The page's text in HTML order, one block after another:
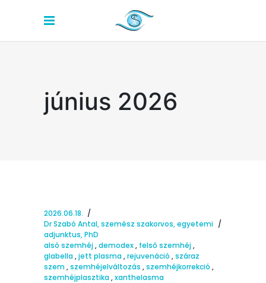
június 2026
2026.06.18.
Dr Szabó Antal, szemész szakorvos, egyetemi
adjunktus, PhD
alsó szemhéj,demodex, felső szemhéj,
glabella,jett plasma,rejuvenáció ,száraz
szem,szemhéjelváltozás ,szemhéjkorrekció ,
szemhéjplasztika,xanthelasma